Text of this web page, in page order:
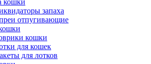
кошки
запаха
отпугивающие
кошки
для кошек
для лотков